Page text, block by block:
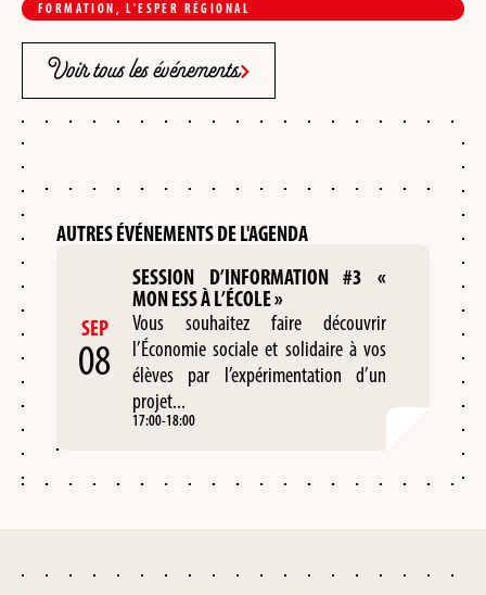
FORMATION , L'ESPER RÉGIONAL
Voir tous les événements
AUTRES ÉVÉNEMENTS DE L'AGENDA
SEP
08
SESSION D’INFORMATION #3 «
MON ESS À L’ÉCOLE »
Vous souhaitez faire découvrir
l’Économie sociale et solidaire à vos
élèves par l’expérimentation d’un
projet...
17:00-18:00